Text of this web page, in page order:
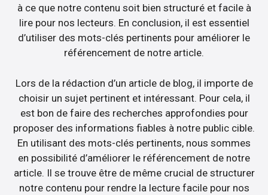
à ce que notre contenu soit bien structuré et facile à
lire pour nos lecteurs. En conclusion, il est essentiel
d’utiliser des mots-clés pertinents pour améliorer le
référencement de notre article.
Lors de la rédaction d’un article de blog, il importe de
choisir un sujet pertinent et intéressant. Pour cela, il
est bon de faire des recherches approfondies pour
proposer des informations fiables à notre public cible.
En utilisant des mots-clés pertinents, nous sommes
en possibilité d’améliorer le référencement de notre
article. Il se trouve être de même crucial de structurer
notre contenu pour rendre la lecture facile pour nos